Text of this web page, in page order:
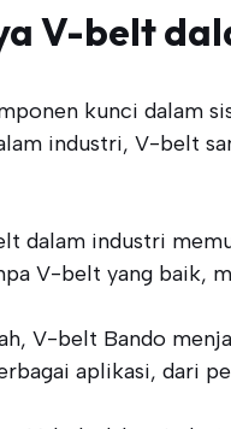
V-belt
kunci dalam
industri, V-belt
dalam industri
V-belt yang baik,
V-belt Bando
aplikasi, dari